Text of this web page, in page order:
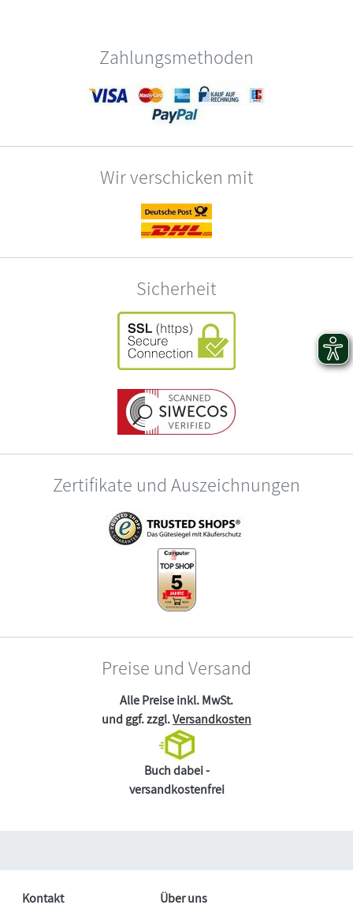
Zahlungsmethoden
Wir verschicken mit
Sicherheit
Zertifikate und Auszeichnungen
Preise und Versand
Alle Preise inkl. MwSt.
und ggf. zzgl.Versandkosten
Buch dabei -
versandkostenfrei
Kontakt Über uns